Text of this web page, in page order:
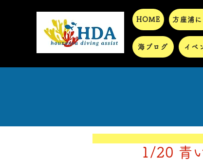
HOME 方座浦
海ブログ イベ
1/20 青